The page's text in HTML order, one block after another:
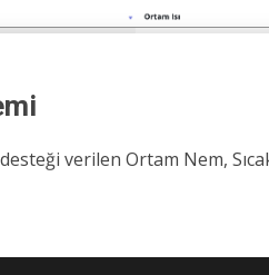
desteği verilen Ortam Nem,